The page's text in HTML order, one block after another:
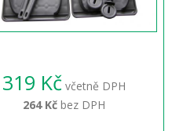
319 Kč včetně DPH
264 Kčbez DPH